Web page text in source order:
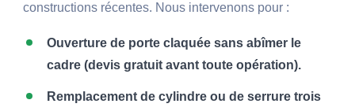
constructions récentes. Nous intervenons pour :
Ouverture de porte claquée sans abîmer le
cadre (devis gratuit avant toute opération).
Remplacement de cylindre ou de serrure trois